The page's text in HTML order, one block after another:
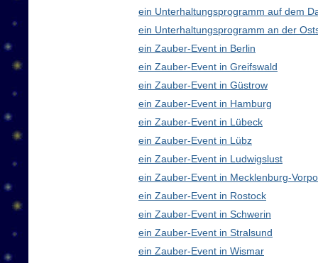
ein Unterhaltungsprogramm auf dem
ein Unterhaltungsprogramm an der
ein Zauber-Event in Berlin
ein Zauber-Event in Greifswald
ein Zauber-Event in Güstrow
ein Zauber-Event in Hamburg
ein Zauber-Event in Lübeck
ein Zauber-Event in Lübz
ein Zauber-Event in Ludwigslust
ein Zauber-Event in Mecklenburg-
ein Zauber-Event in Rostock
ein Zauber-Event in Schwerin
ein Zauber-Event in Stralsund
ein Zauber-Event in Wismar